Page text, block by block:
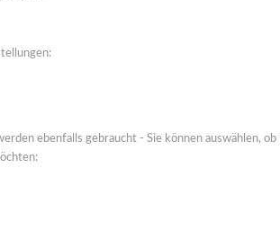
ebenfalls gebraucht - Sie können auswählen, ob